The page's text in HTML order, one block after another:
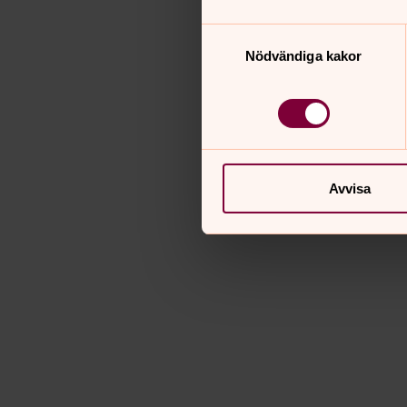
Nödvändiga kakor
Avvisa